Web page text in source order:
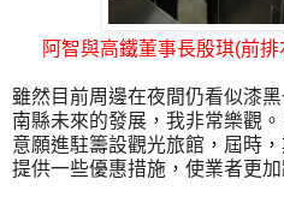
阿智與高鐵董事長殷琪(前
雖然目前周邊在夜間仍看似漆
南縣未來的發展，我非常樂觀
意願進駐籌設觀光旅館，屆時
提供一些優惠措施，使業者更